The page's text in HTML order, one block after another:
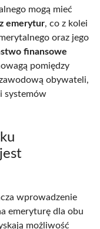
mogą mieć
emerytur, co z kolei
oraz jego
finansowe
pomiędzy
obywateli,
systemów
wprowadzenie
emeryturę dla obu
możliwość